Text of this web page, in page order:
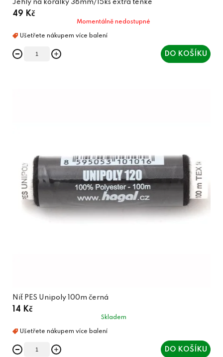
Jehly na korálky 38mm/15ks extra tenké
49 Kč
Momentálně nedostupné
DO KOŠÍKU
Niť PES Unipoly 100m černá
14 Kč
Skladem
DO KOŠÍKU